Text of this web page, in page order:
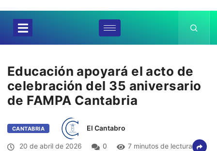
Educación apoyará el acto de
celebración del 35 aniversario
de FAMPA Cantabria
CANTABRIA El Cantabro
20 de abril de 2026 0 7 minutos de lectura